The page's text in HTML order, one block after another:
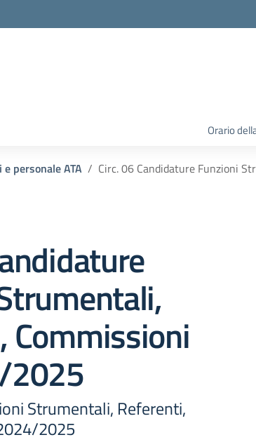
Orario
personale ATA Circ. 06 Candidature Funzioni
Commissioni
2025
Strumentali, Referenti,
2025